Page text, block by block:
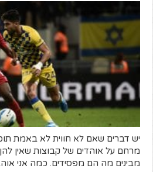
יש דברים שאם לא חווית לא באמת
מרחם על אוהדים של קבוצות שאין
מבינים מה הם מפסידים. כמה אני